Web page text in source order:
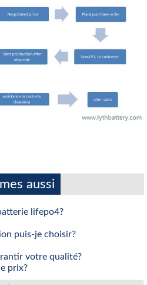
aussi
lifepo4?
puis-je choisir?
votre qualité?
prix?